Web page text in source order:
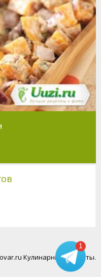
Кулинарные рецепты.
1